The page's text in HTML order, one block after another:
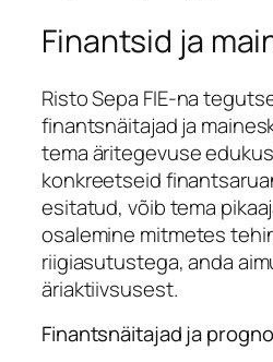
Finantsid ja
Risto Sepa FIE-na
finantsnäitajad ja
tema äritegevuse
konkreetseid
esitatud, võib tema
osalemine mitmetes
riigiasutustega, anda
äriaktiivsusest.
Finantsnäitajad ja